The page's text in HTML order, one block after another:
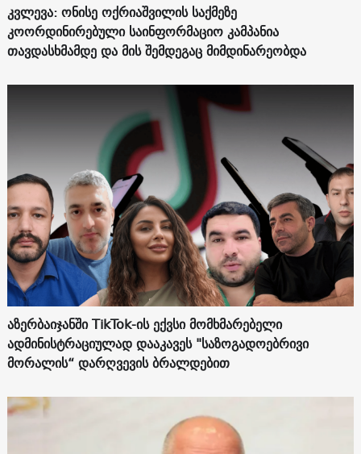
კვლევა: ონისე ოქრიაშვილის საქმეზე
კოორდინირებული საინფორმაციო კამპანია
თავდასხმამდე და მის შემდეგაც მიმდინარეობდა
აზერბაიჯანში TikTok-ის ექვსი მომხმარებელი
ადმინისტრაციულად დააკავეს "საზოგადოებრივი
მორალის“ დარღვევის ბრალდებით